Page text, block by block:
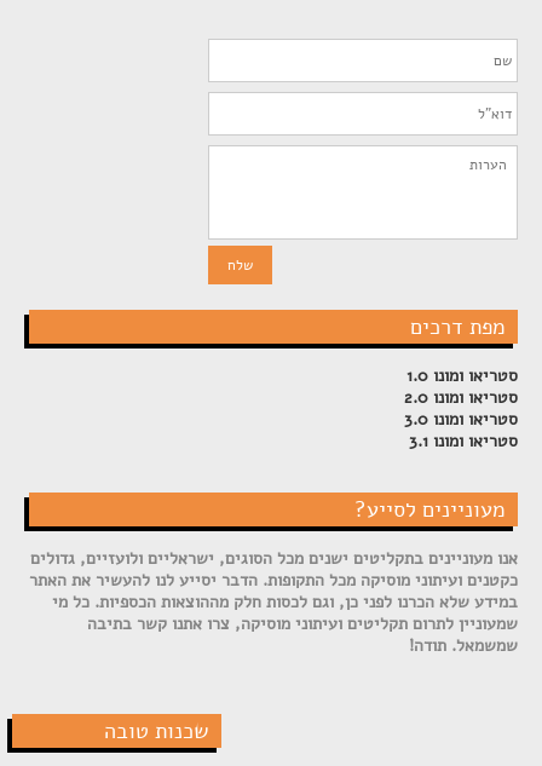
מפת דרכים
סטריאו ומונו 1.0
סטריאו ומונו 2.0
סטריאו ומונו 3.0
סטריאו ומונו 3.1
מעוניינים לסייע?
אנו מעוניינים בתקליטים ישנים מכל הסוגים, ישראליים ולועזיים, גדולים
כקטנים ועיתוני מוסיקה מכל התקופות. הדבר יסייע לנו להעשיר את האתר
במידע שלא הכרנו לפני כן, וגם לכסות חלק מההוצאות הכספיות. כל מי
שמעוניין לתרום תקליטים ועיתוני מוסיקה, צרו אתנו קשר בתיבה
שמשמאל. תודה!
שכנות טובה